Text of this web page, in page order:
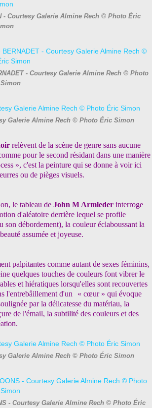
- Courtesy Galerie Almine Rech © Photo Éric
- Courtesy Galerie Almine Rech © Photo
Galerie Almine Rech © Photo Éric Simon
relèvent de la scène de genre sans aucune
pour le second résidant dans une manière
», c'est la peinture qui se donne à voir ici
ou de pièges visuels.
le tableau de John M Armleder interroge
d'aléatoire derrière lequel se profile
débordement), la couleur éclaboussant la
assumée et joyeuse.
palpitantes comme autant de sexes féminins,
quelques touches de couleurs font vibrer le
et hiératiques lorsqu'elles sont recouvertes
l'entrebâillement d'un « cœur » qui évoque
par la délicatesse du matériau, la
de l'émail, la subtilité des couleurs et des
Galerie Almine Rech © Photo Éric Simon
- Courtesy Galerie Almine Rech © Photo Éric